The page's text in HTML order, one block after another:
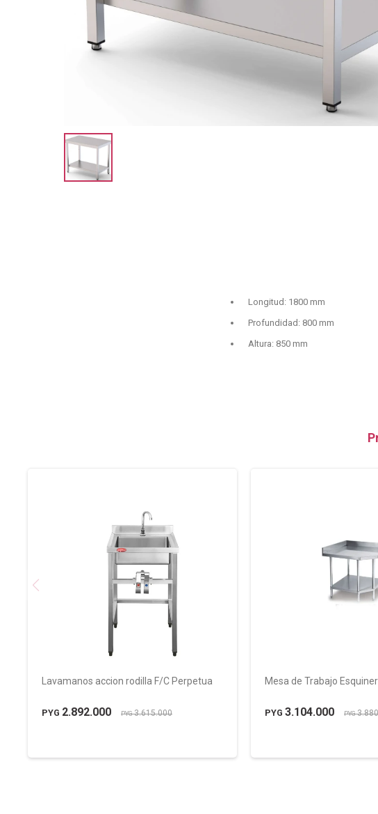
Longitud: 1800 mm
Profundidad: 800 mm
Altura: 850 mm
Lavamanos accion rodilla F/C Perpetua
PYG 2.892.000 PYG3.615.000
Mesa de Trabajo
PYG 3.104.000 PYG